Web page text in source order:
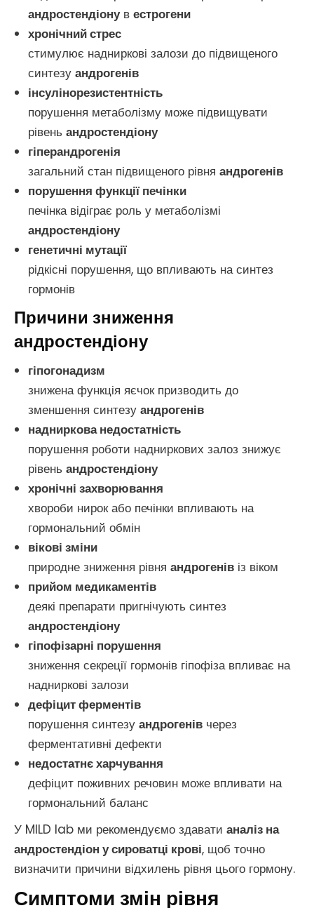
андростендіонув естрогени
хронічний стрес
стимулює надниркові залози до підвищеного
синтезу андрогенів
інсулінорезистентність
порушення метаболізму може підвищувати
рівень андростендіону
гіперандрогенія
загальний стан підвищеного рівня андрогенів
порушення функції печінки
печінка відіграє роль у метаболізмі
андростендіону
генетичні мутації
рідкісні порушення, що впливають на синтез
гормонів
Причини зниження
андростендіону
гіпогонадизм
знижена функція яєчок призводить до
зменшення синтезу андрогенів
надниркова недостатність
порушення роботи надниркових залоз знижує
рівень андростендіону
хронічні захворювання
хвороби нирок або печінки впливають на
гормональний обмін
вікові зміни
природне зниження рівня андрогенів із віком
прийом медикаментів
деякі препарати пригнічують синтез
андростендіону
гіпофізарні порушення
зниження секреції гормонів гіпофіза впливає на
надниркові залози
дефіцит ферментів
порушення синтезу андрогенів через
ферментативні дефекти
недостатнє харчування
дефіцит поживних речовин може впливати на
гормональний баланс
У MILD lab ми рекомендуємо здавати аналіз на
андростендіон у сироватці крові, щоб точно
визначити причини відхилень рівня цього гормону.
Симптоми змін рівня